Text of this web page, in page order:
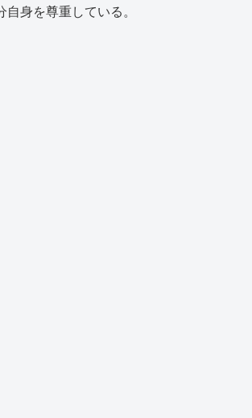
身を尊重している。